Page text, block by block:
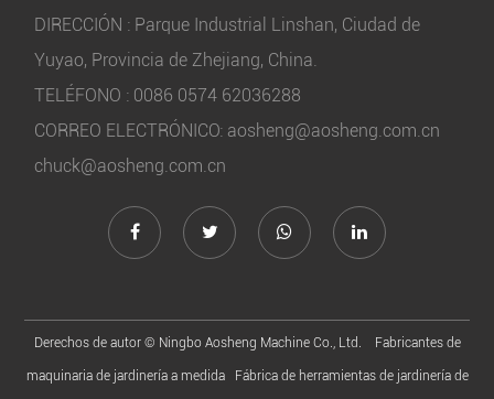
DIRECCIÓN : Parque Industrial Linshan, Ciudad de
Yuyao, Provincia de Zhejiang, China.
TELÉFONO : 0086 0574 62036288
CORREO ELECTRÓNICO: aosheng@aosheng.com.cn
chuck@aosheng.com.cn
Derechos de autor © Ningbo Aosheng Machine Co., Ltd. Fabricantes de
maquinaria de jardinería a medida Fábrica de herramientas de jardinería de